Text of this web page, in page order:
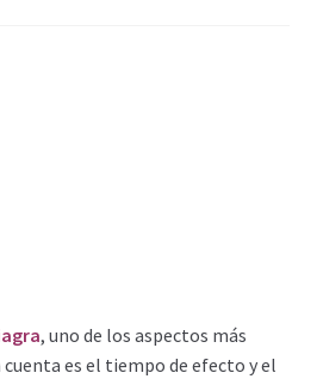
, uno de los aspectos más
es el tiempo de efecto y el